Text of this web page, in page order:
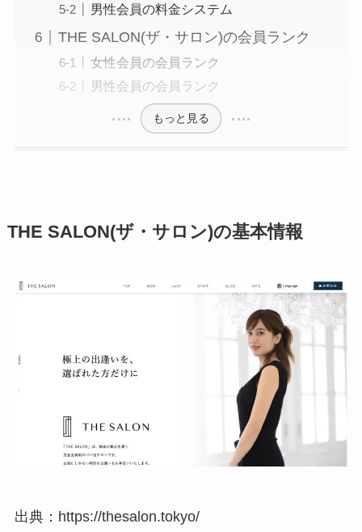
男性会員の料金システム
THE SALON(ザ・サロン)の会員ランク
女性会員の会員ランク
男性会員の会員ランク
もっと見る
THE SALON(ザ・サロン)の基本情報
出典：https://thesalon.tokyo/